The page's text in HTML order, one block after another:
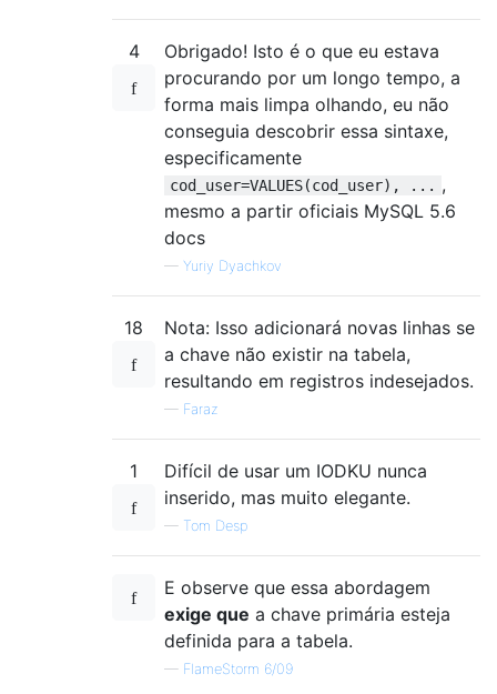
4
Obrigado! Isto é o que eu estava
procurando por um longo tempo, a
forma mais limpa olhando, eu não
conseguia descobrir essa sintaxe,
especificamente
cod_user=VALUES(cod_user), ... ,
mesmo a partir oficiais MySQL 5.6
docs
— Yuriy Dyachkov
18
Nota: Isso adicionará novas linhas se
a chave não existir na tabela,
resultando em registros indesejados.
— Faraz
1
Difícil de usar um IODKU nunca
inserido, mas muito elegante.
— Tom Desp
E observe que essa abordagem
exige que a chave primária esteja
definida para a tabela.
— FlameStorm 6/09